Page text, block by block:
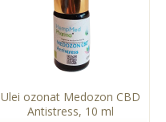
Ulei ozonat Medozon CBD
Antistress, 10 ml